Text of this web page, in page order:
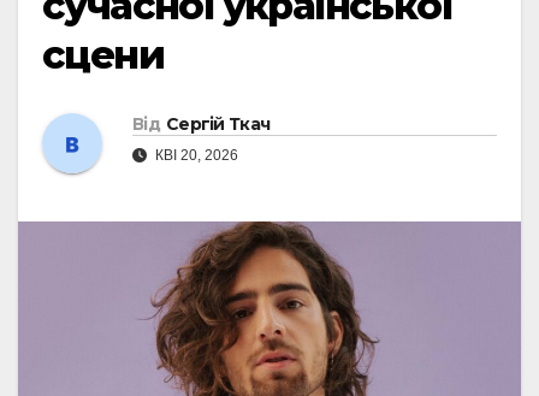
сцени
Від Сергій Ткач
КВІ 20, 2026